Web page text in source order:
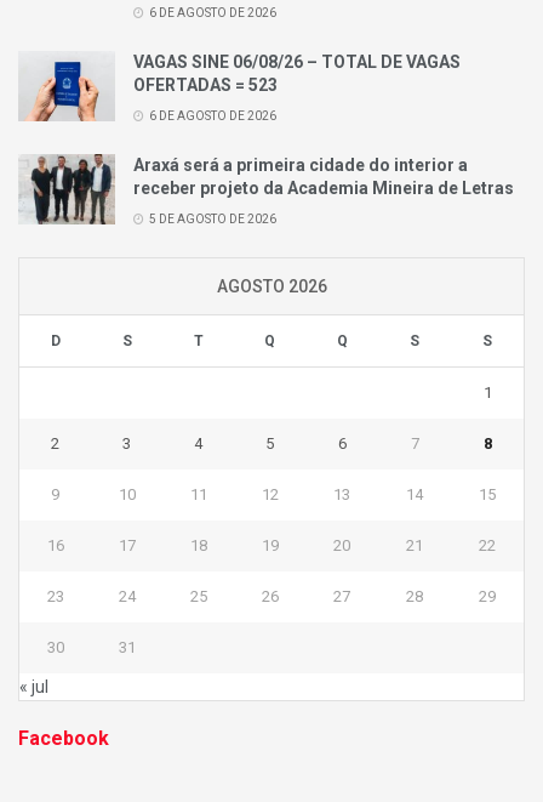
6 DE AGOSTO DE 2026
VAGAS SINE 06/08/26 – TOTAL DE VAGAS
OFERTADAS = 523
6 DE AGOSTO DE 2026
Araxá será a primeira cidade do interior a
receber projeto da Academia Mineira de Letras
5 DE AGOSTO DE 2026
AGOSTO 2026
D S T Q Q S S
1
2 3 4 5 6 7 8
9 10 11 12 13 14 15
16 17 18 19 20 21 22
23 24 25 26 27 28 29
30 31
« jul
Facebook